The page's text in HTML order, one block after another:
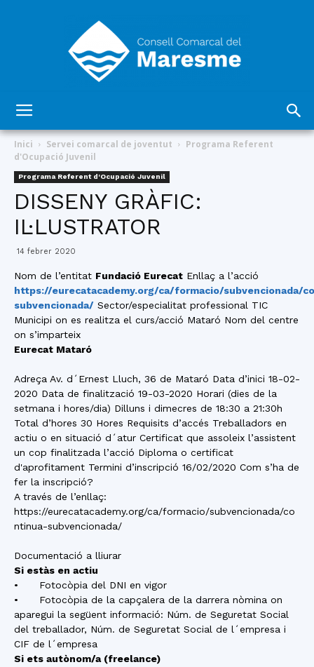
Comarcal
Maresme
Inici Servei comarcal de joventut
Programa Referent
d'Ocupació Juvenil
Programa Referent d'Ocupació Juvenil
DISSENY GRÀFIC:
IL·LUSTRATOR
14 febrer 2020
Nom de l’entitat Fundació Eurecat Enllaç a l’acció
https://eurecatacademy.org/ca/formacio/subvencionada/
subvencionada/ Sector/especialitat professional TIC
Municipi on es realitza el curs/acció Mataró Nom del centre
on s’imparteix
Eurecat Mataró
Adreça Av. d´Ernest Lluch, 36 de Mataró Data d’inici 18-02-
2020 Data de finalització 19-03-2020 Horari (dies de la
setmana i hores/dia) Dilluns i dimecres de 18:30 a 21:30h
Total d’hores 30 Hores Requisits d’accés Treballadors en
actiu o en situació d´atur Certificat que assoleix l’assistent
un cop finalitzada l’acció Diploma o certificat
d'aprofitament Termini d’inscripció 16/02/2020 Com s’ha de
fer la inscripció?
A través de l’enllaç:
https://eurecatacademy.org/ca/formacio/subvencionada/co
ntinua-subvencionada/
Documentació a lliurar
Si estàs en actiu
• Fotocòpia del DNI en vigor
• Fotocòpia de la capçalera de la darrera nòmina on
aparegui la següent informació: Núm. de Seguretat Social
del treballador, Núm. de Seguretat Social de l´empresa i
CIF de l´empresa
Si ets autònom/a (freelance)